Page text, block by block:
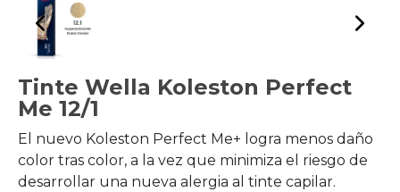
Tinte Wella Koleston Perfect
Me 12/1
El nuevo Koleston Perfect Me+ logra menos daño
color tras color, a la vez que minimiza el riesgo de
desarrollar una nueva alergia al tinte capilar.